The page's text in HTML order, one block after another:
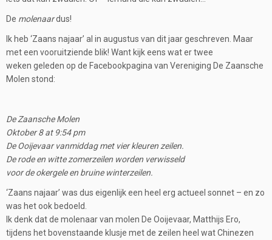
De molenaardus!
Ik heb ‘Zaans najaar’ al in augustus van dit jaar geschreven. Maar
met een vooruitziende blik! Want kijk eens wat er twee
weken geleden op de Facebookpagina van Vereniging De Zaansche
Molen stond:
De Zaansche Molen
Oktober 8 at 9:54 pm
De Ooijevaar vanmiddag met vier kleuren zeilen.
De rode en witte zomerzeilen worden verwisseld
voor de okergele en bruine winterzeilen.
‘Zaans najaar’ was dus eigenlijk een heel erg actueel sonnet – en zo
was het ook bedoeld.
Ik denk dat de molenaar van molen De Ooijevaar, Matthijs Ero,
tijdens het bovenstaande klusje met de zeilen heel wat Chinezen